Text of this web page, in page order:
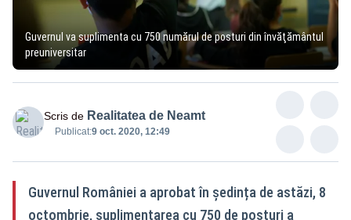
Guvernul va suplimenta cu 750 numărul de posturi din învăţământul
preuniversitar
Scris de Realitatea de Neamt
Publicat:9 oct. 2020, 12:49
Guvernul României a aprobat în ședința de astăzi, 8
octombrie, suplimentarea cu 750 de posturi a